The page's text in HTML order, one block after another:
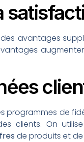
avantages
programmes de
clients. On
de produits et de